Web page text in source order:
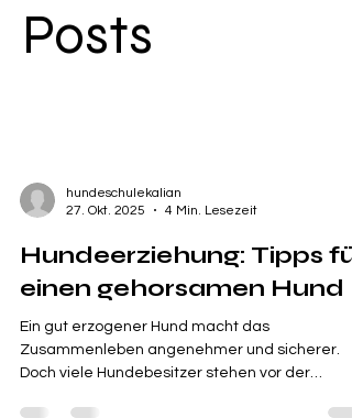
Posts
hundeschulekalian
27. Okt. 2025
4 Min. Lesezeit
Hundeerziehung: Tipps für
einen gehorsamen Hund
Ein gut erzogener Hund macht das
Zusammenleben angenehmer und sicherer.
Doch viele Hundebesitzer stehen vor der